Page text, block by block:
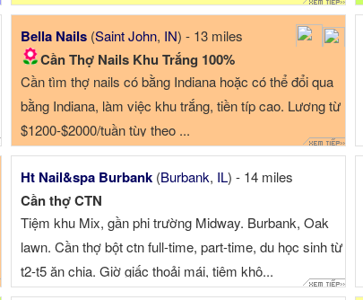
có thể ...
Bella Nails (Saint John, IN) - 13 miles
Cần Thợ Nails Khu Trắng 100%
Cần tìm thợ nails có bằng Indiana hoặc có thể đổi qua
bằng Indiana, làm việc khu trắng, tiền típ cao. Lương từ
$1200-$2000/tuần tùy theo ...
Ht Nail&spa Burbank (Burbank, IL) - 14 miles
Cần thợ CTN
Tiệm khu Mix, gần phi trường Midway. Burbank, Oak
lawn. Cần thợ bột ctn full-time, part-time, du học sinh từ
t2-t5 ăn chia. Giờ giấc thoải mái, tiệm khô...